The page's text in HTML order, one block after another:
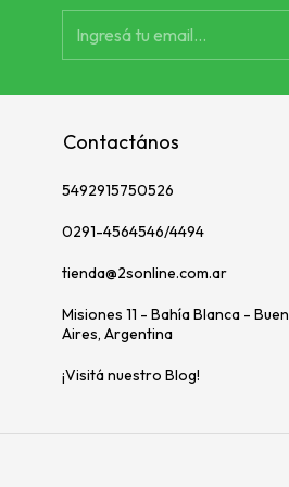
Contactános
5492915750526
0291-4564546/4494
tienda@2sonline.com.ar
Misiones 11 - Bahía Blanca -
Aires, Argentina
¡Visitá nuestro Blog!